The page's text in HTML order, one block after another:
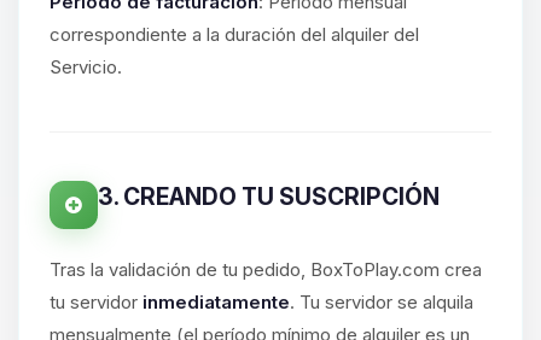
correspondiente a la duración del alquiler del
Servicio.
3. CREANDO TU SUSCRIPCIÓN
Tras la validación de tu pedido, BoxToPlay.com crea
tu servidor inmediatamente. Tu servidor se alquila
mensualmente (el período mínimo de alquiler es un
asistente de BoxToPlay. Cuentame